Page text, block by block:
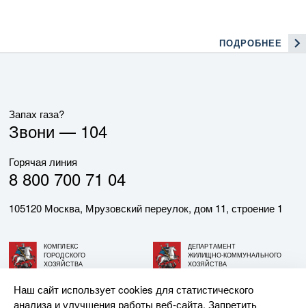
ПОДРОБНЕЕ
Запах газа?
Звони — 104
Горячая линия
8 800 700 71 04
105120 Москва, Мрузовский переулок, дом 11, строение 1
КОМПЛЕКС
ГОРОДСКОГО
ХОЗЯЙСТВА
ДЕПАРТАМЕНТ
ЖИЛИЩНО-КОММУНАЛЬНОГО
ХОЗЯЙСТВА
Наш сайт использует cookies для статистического
анализа и улучшения работы веб-сайта. Запретить